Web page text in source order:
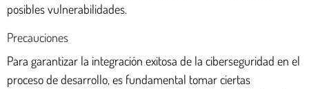
posibles vulnerabilidades.
Precauciones
Para garantizar la integración exitosa de la ciberseguridad en el
proceso de desarrollo, es fundamental tomar ciertas